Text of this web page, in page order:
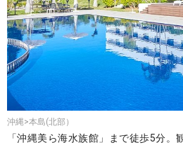
沖縄>本島(北部）
「沖縄美ら海水族館」まで徒歩5分。